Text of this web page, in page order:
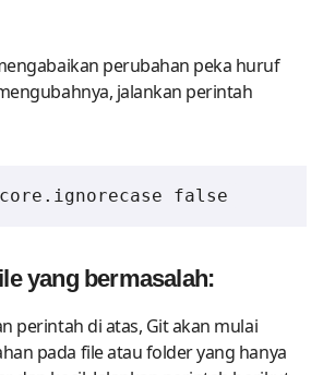
perubahan peka huruf
jalankan perintah
false
yang bermasalah:
perintah di atas, Git akan mulai
pada file atau folder yang hanya